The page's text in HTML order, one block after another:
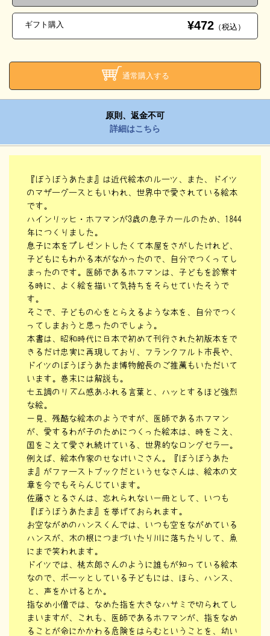
ギフト購入 ¥472 （税込）
通常購入する
原則、返金不可
詳細はこちら
『ぼうぼうあたま』は近代絵本のルーツ、また、ドイツ
のマザーグースともいわれ、世界中で愛されている絵本
です。
ハインリッヒ・ホフマンが3歳の息子カールのため、1844
年につくりました。
息子に本をプレゼントしたくて本屋をさがしたけれど、
子どもにもわかる本がなかったので、自分でつくってし
まったのです。医師であるホフマンは、子どもを診察す
る時に、よく絵を描いて気持ちをそらせていたそうで
す。
そこで、子どもの心をとらえるような本を、自分でつく
ってしまおうと思ったのでしょう。
本書は、昭和時代に日本で初めて刊行された初版本をで
きるだけ忠実に再現しており、フランクフルト市長や、
ドイツのぼうぼうあたま博物館長のご推薦もいただいて
います。巻末には解説も。
七五調のリズム感あふれる言葉と、ハッとするほど強烈
な絵。
一見、残酷な絵本のようですが、医師であるホフマン
が、愛するわが子のためにつくった絵本は、時をこえ、
国をこえて愛され続けている、世界的なロングセラー。
例えば、絵本作家のせなけいこさん。『ぼうぼうあた
ま』がファーストブックだというせなさんは、絵本の文
章を今でもそらんじています。
佐藤さとるさんは、忘れられない一冊として、いつも
『ぼうぼうあたま』を挙げておられます。
お空ながめのハンスくんでは、いつも空をながめている
ハンスが、木の根につまづいたり川に落ちたりして、魚
にまで笑われます。
ドイツでは、桃太郎さんのように誰もが知っている絵本
なので、ボーッとしている子どもには、ほら、ハンス、
と、声をかけるとか。
指なめ小僧では、なめた指を大きなハサミで切られてし
まいますが、これも、医師であるホフマンが、指をなめ
ることが命にかかわる危険をはらむということを、幼い